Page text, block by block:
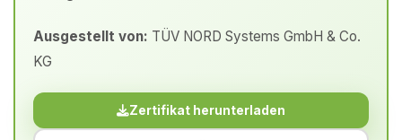
Ausgestellt von: TÜV NORD Systems GmbH & Co.
KG
Zertifikat herunterladen